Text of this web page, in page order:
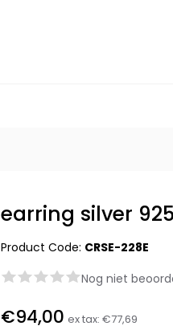
earring silver
Product Code: CRSE-228E
Nog niet
€94,00 ex tax:€77,69